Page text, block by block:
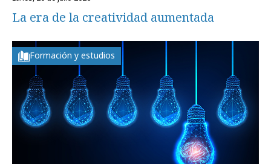
La era de la creatividad aumentada
Formación y estudios